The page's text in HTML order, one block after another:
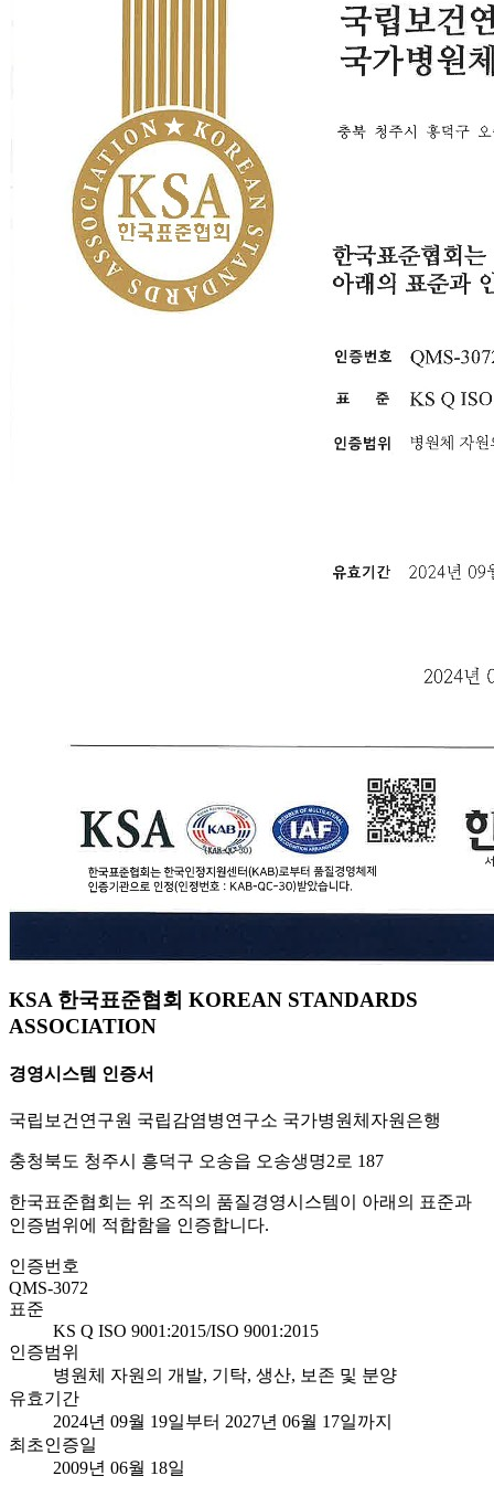
KSA 한국표준협회 KOREAN STANDARDS
ASSOCIATION
경영시스템 인증서
국립보건연구원 국립감염병연구소 국가병원체자원은행
충청북도 청주시 흥덕구 오송읍 오송생명2로 187
한국표준협회는 위 조직의 품질경영시스템이 아래의 표준과
인증범위에 적합함을 인증합니다.
인증번호
QMS-3072
표준
KS Q ISO 9001:2015/ISO 9001:2015
인증범위
병원체 자원의 개발, 기탁, 생산, 보존 및 분양
유효기간
2024년 09월 19일부터 2027년 06월 17일까지
최초인증일
2009년 06월 18일